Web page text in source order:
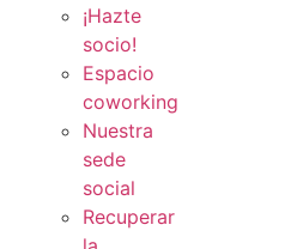
¡Hazte
socio!
Espacio
coworking
Nuestra
sede
social
Recuperar